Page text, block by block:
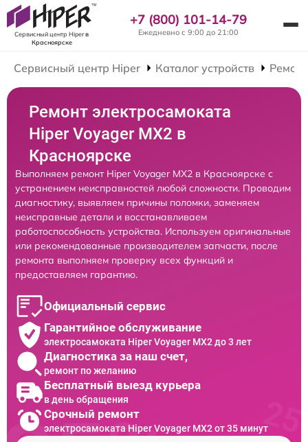
Сервисный центр Hiperв
Красноярске
+7 (800) 101-14-79
Ежедневно с 9:00 до 21:00
Сервисный центр Hiper Каталог устройств
Ремонт электросамоката
Hiper Voyager MX2 в
Красноярске
Выполняем ремонт Hiper Voyager MX2 в Красноярске с
устранением неисправностей любой сложности. Проводим
диагностику, выявляем причины поломки, заменяем
неисправные детали и восстанавливаем
работоспособность устройства. Используем оригинальные
или рекомендованные производителем запчасти, после
ремонта выполняем проверку всех функций и
предоставляем гарантию.
Официальный сервис
Гарантийное обслуживание
электросамоката Hiper Voyager MX2 до 3 лет
Диагностика за наш счет,
ремонт по желанию
Бесплатный выезд курьера
в день обращения
Срочный ремонт
электросамоката Hiper Voyager MX2 от 35 минут